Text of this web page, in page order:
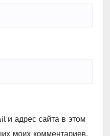
и адрес сайта в этом
моих комментариев.